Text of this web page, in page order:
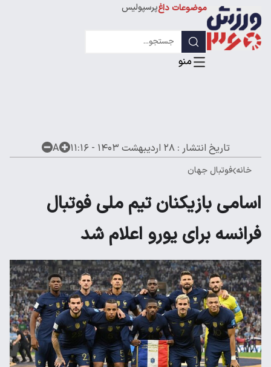
موضوعات داغپرسپولیس
لیگ قهرمانان
تاریخ انتشار :۲۸ اردیبهشت ۱۴۰۳ - ۱۱:۱۶ A
خانه فوتبال جهان
اسامی بازیکنان تیم ملی فوتبال
فرانسه برای یورو اعلام شد